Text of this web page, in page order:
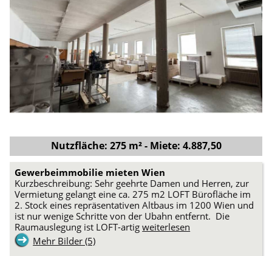
Nutzfläche: 275 m² - Miete: 4.887,50
Gewerbeimmobilie mieten Wien
Kurzbeschreibung: Sehr geehrte Damen und Herren, zur
Vermietung gelangt eine ca. 275 m2 LOFT Bürofläche im
2. Stock eines repräsentativen Altbaus im 1200 Wien und
ist nur wenige Schritte von der Ubahn entfernt. Die
Raumauslegung ist LOFT-artigweiterlesen
Mehr Bilder (5)